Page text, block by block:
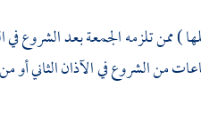
) ممن تلزمه الجمعة بعد الشروع
من الشروع في الآذان الثاني